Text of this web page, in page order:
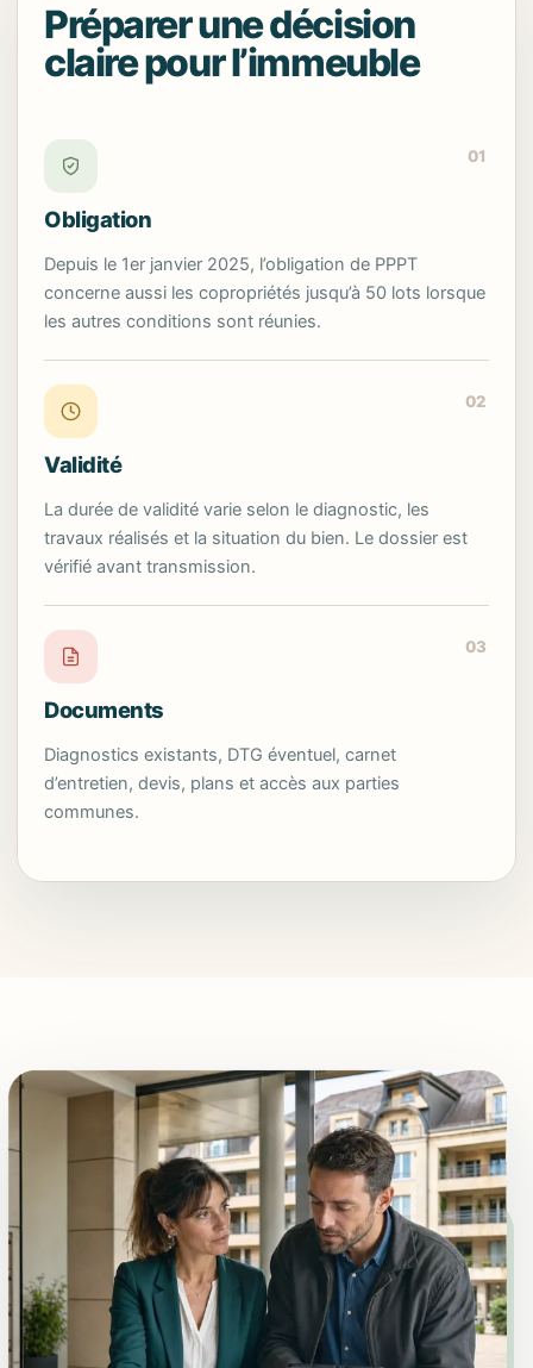
Préparer une décision
claire pour l’immeuble
01
Obligation
Depuis le 1er janvier 2025, l’obligation de PPPT
concerne aussi les copropriétés jusqu’à 50 lots lorsque
les autres conditions sont réunies.
02
Validité
La durée de validité varie selon le diagnostic, les
travaux réalisés et la situation du bien. Le dossier est
vérifié avant transmission.
03
Documents
Diagnostics existants, DTG éventuel, carnet
d’entretien, devis, plans et accès aux parties
communes.